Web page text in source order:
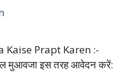
Kaise Prapt Karen :-
मुआवजा इस तरह आवेदन करें: